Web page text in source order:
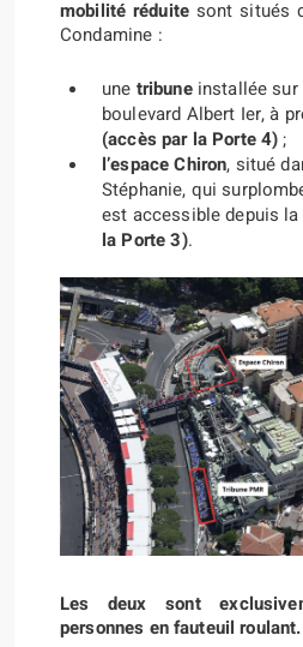
mobilité réduite sont situés
Condamine :
une tribuneinstallée sur
boulevard Albert Ier, à
(accès par la Porte 4);
l’espace Chiron, situé
Stéphanie, qui
est accessible depuis la
la Porte 3).
Les deux sont
personnes en fauteuil roulant.